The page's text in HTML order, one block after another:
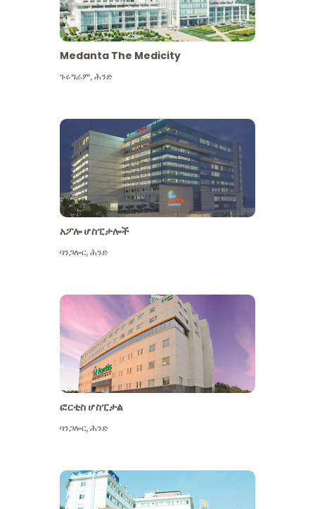
Medanta The Medicity
ጉሩግራም,ሕንድ
አፖሎ ሆስፒታሎች
ባንጋሎር,ሕንድ
ፎርቲስ ሆስፒታል
ባንጋሎር,ሕንድ